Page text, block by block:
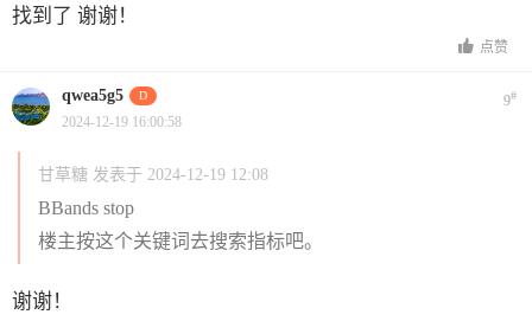
找到了 谢谢！
点赞
qwea5g5 D 9#
2024-12-19 16:00:58
甘草糖 发表于 2024-12-19 12:08
BBands stop
楼主按这个关键词去搜索指标吧。
谢谢！